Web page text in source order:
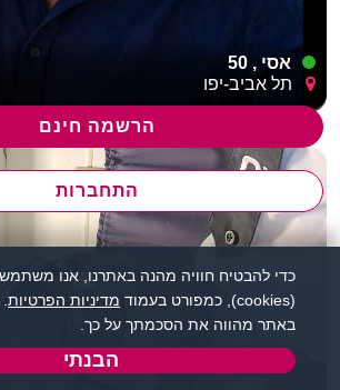
אסי , 50
תל אביב-יפו
הרשמה חינם
התחברות
כדי להבטיח חוויה מהנה באתרנו, אנו
(cookies), כמפורט בעמוד
מדיניות הפרטיות
באתר מהווה את הסכמתך על כך.
הבנתי